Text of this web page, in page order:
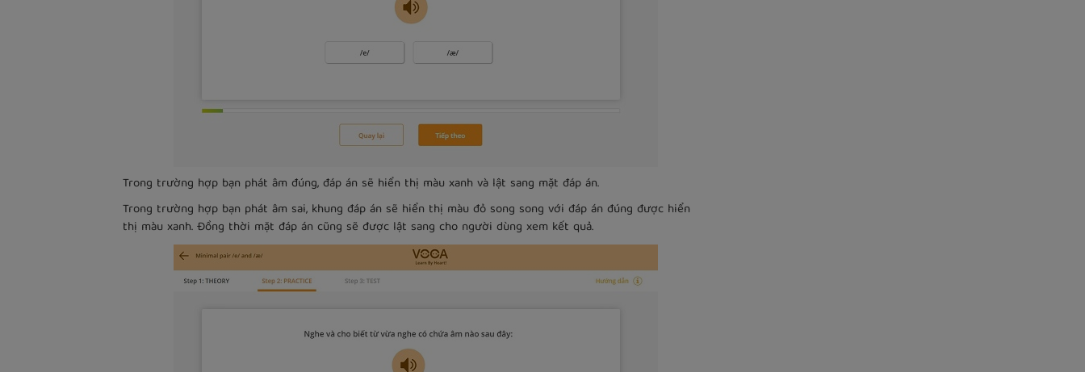
Trong trường hợp bạn phát âm đúng, đáp án sẽ hiển thị màu xanh và lật sang mặt đáp án.
Trong trường hợp bạn phát âm sai, khung đáp án sẽ hiển thị màu đỏ song song với đáp án đúng được hiển
thị màu xanh. Đồng thời mặt đáp án cũng sẽ được lật sang cho người dùng xem kết quả.